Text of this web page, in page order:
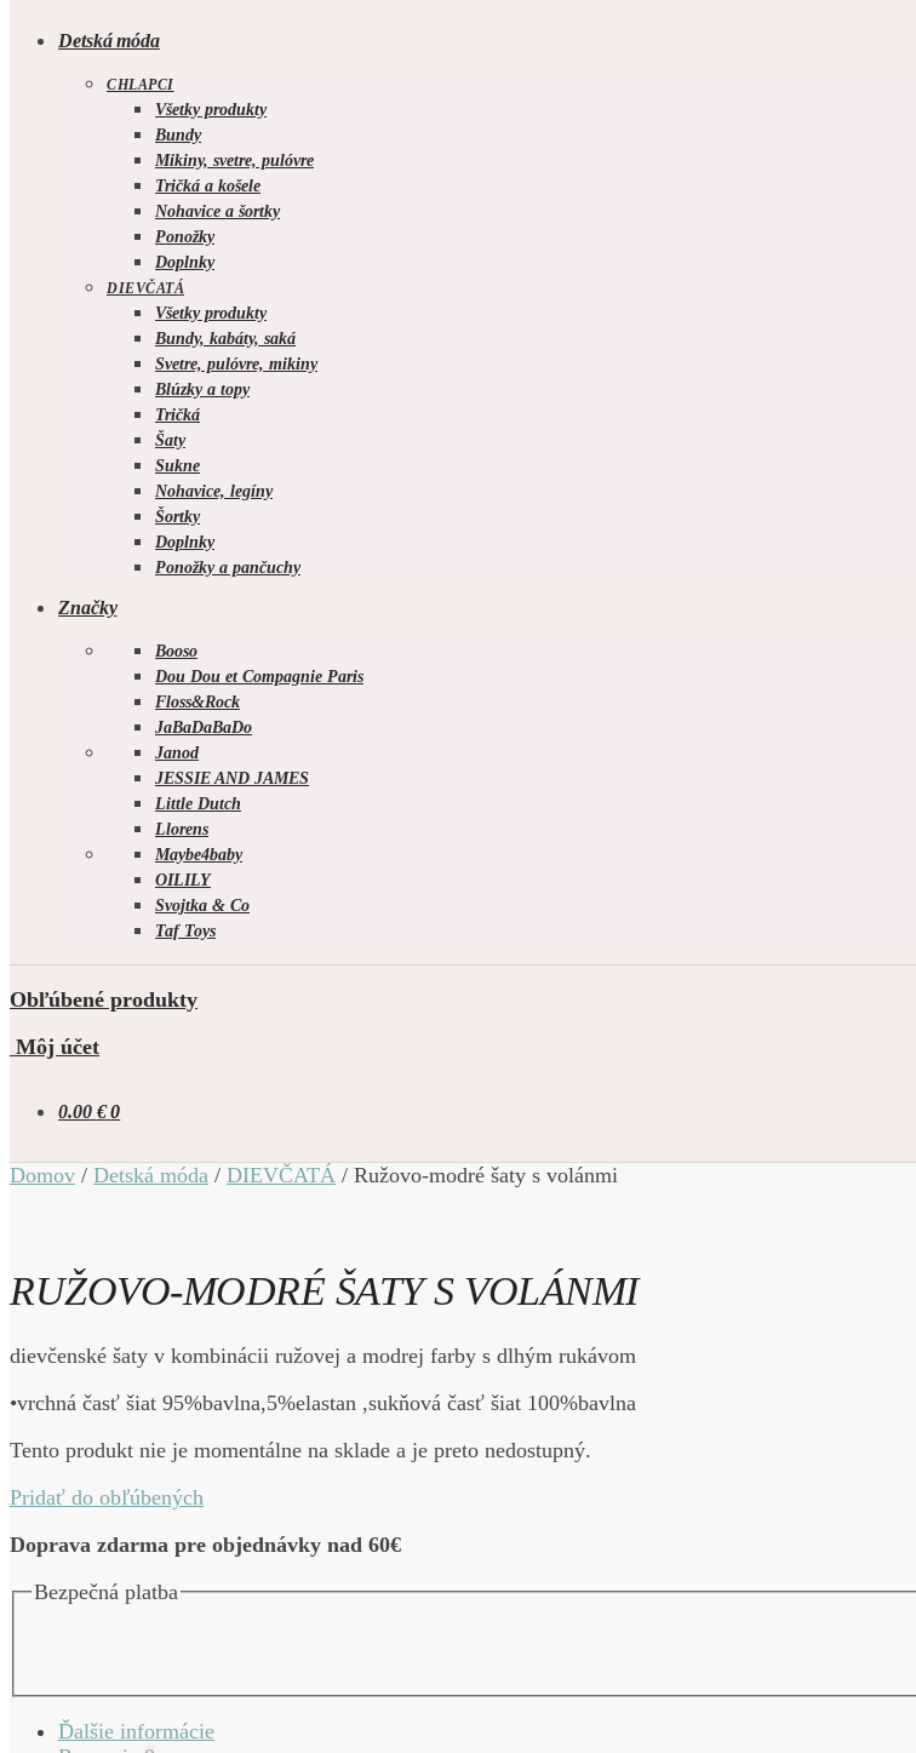
Detská móda
CHLAPCI
Všetky produkty
Bundy
Mikiny, svetre, pulóvre
Tričká a košele
Nohavice a šortky
Ponožky
Doplnky
DIEVČATÁ
Všetky produkty
Bundy, kabáty, saká
Svetre, pulóvre, mikiny
Blúzky a topy
Tričká
Šaty
Sukne
Nohavice, legíny
Šortky
Doplnky
Ponožky a pančuchy
Značky
Booso
Dou Dou et Compagnie Paris
Floss&Rock
JaBaDaBaDo
Janod
JESSIE AND JAMES
Little Dutch
Llorens
Maybe4baby
OILILY
Svojtka & Co
Taf Toys
Obľúbené produkty
Môj účet
0.00 € 0
Domov / Detská móda / DIEVČATÁ / Ružovo-modré šaty s volánmi
RUŽOVO-MODRÉ ŠATY S VOLÁNMI
dievčenské šaty v kombinácii ružovej a modrej farby s dlhým rukávom
•vrchná časť šiat 95%bavlna,5%elastan ,sukňová časť šiat 100%bavlna
Tento produkt nie je momentálne na sklade a je preto nedostupný.
Pridať do obľúbených
Doprava zdarma pre objednávky nad 60€
Bezpečná platba
Ďalšie informácie